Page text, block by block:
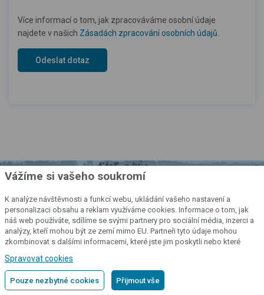
Více informací o tom, jak zpracováváme osobní údaje
najdete v našich Zásadách zpracování osobních údajů
Katalog našich produktů
Všechny naše výrobky si rovněž
můžete prohlédnout v katalogu,
který jsme pro vás připravili.
PROHLÉDNOUT KATALOG
Vážíme si vašeho soukromí
K analýze návštěvnosti a funkcí webu, ukládání vašeho nastavení a
personalizaci obsahu a reklam využíváme cookies. Informace o tom, jak
náš web používáte, sdílíme se svými partnery pro sociální média, inzerci a
analýzy, kteří mohou být ze zemí mimo EU. Partneři tyto údaje mohou
zkombinovat s dalšími informacemi, které jste jim poskytli nebo které
Spravovat cookies
Pouze nezbytné cookies Přijmout vše